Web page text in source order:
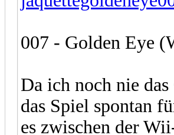
007 - Golden Eye
Da ich noch nie
das Spiel spontan
es zwischen der